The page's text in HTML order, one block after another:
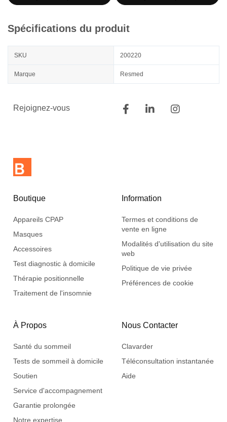
Spécifications du produit
SKU 200220
Marque Resmed
Rejoignez-vous
Boutique
Appareils CPAP
Masques
Accessoires
Test diagnostic à domicile
Thérapie positionnelle
Traitement de l'insomnie
Information
Termes et conditions de
vente en ligne
Modalités d'utilisation du site
web
Politique de vie privée
Préférences de cookie
À Propos
Santé du sommeil
Tests de sommeil à domicile
Soutien
Service d'accompagnement
Garantie prolongée
Notre expertise
Nous Contacter
Clavarder
Téléconsultation instantanée
Aide